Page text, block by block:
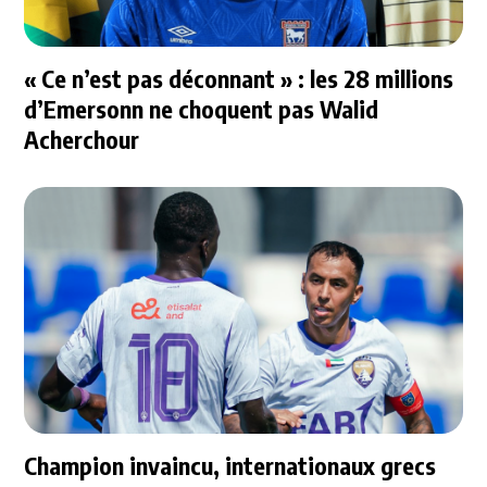
« Ce n’est pas déconnant » : les 28 millions
d’Emersonn ne choquent pas Walid
Acherchour
Champion invaincu, internationaux grecs